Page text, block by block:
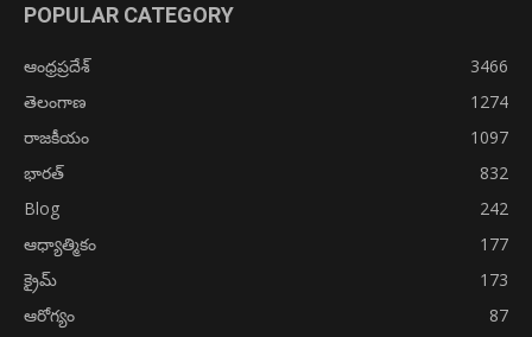
POPULAR CATEGORY
ఆంధ్రప్రదేశ్
3466
తెలంగాణ
1274
రాజకీయం
1097
భారత్
832
Blog
242
ఆధ్యాత్మికం
177
క్రైమ్
173
ఆరోగ్యం
87